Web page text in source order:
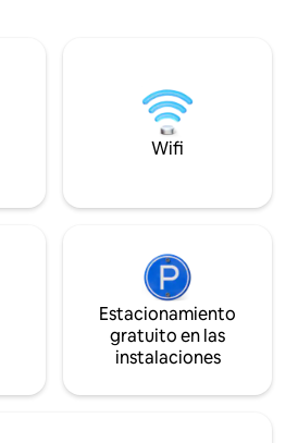
Wifi
Estacionamiento
gratuito en las
instalaciones